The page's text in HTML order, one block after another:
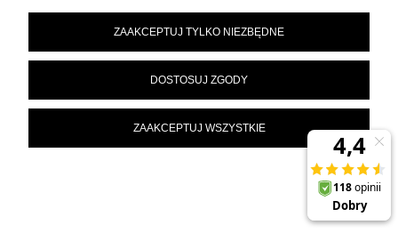
KINGHOFF KH-1026
99,00 zł
Najniższa cena z 30 dni
przed obniżką:99,00 zł
DO KOSZYKA
ZAAKCEPTUJ TYLKO NIEZBĘDNE
DOSTOSUJ ZGODY
ZAAKCEPTUJ WSZYSTKIE